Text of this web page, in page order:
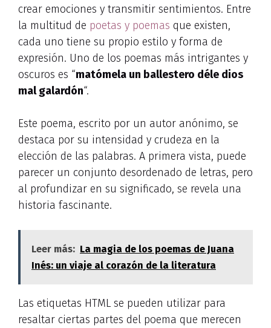
crear emociones y transmitir sentimientos. Entre
la multitud de poetas y poemas que existen,
cada uno tiene su propio estilo y forma de
expresión. Uno de los poemas más intrigantes y
oscuros es “matómela un ballestero déle dios
mal galardón“.
Este poema, escrito por un autor anónimo, se
destaca por su intensidad y crudeza en la
elección de las palabras. A primera vista, puede
parecer un conjunto desordenado de letras, pero
al profundizar en su significado, se revela una
historia fascinante.
Leer más: La magia de los poemas de Juana
Inés: un viaje al corazón de la literatura
Las etiquetas HTML se pueden utilizar para
resaltar ciertas partes del poema que merecen